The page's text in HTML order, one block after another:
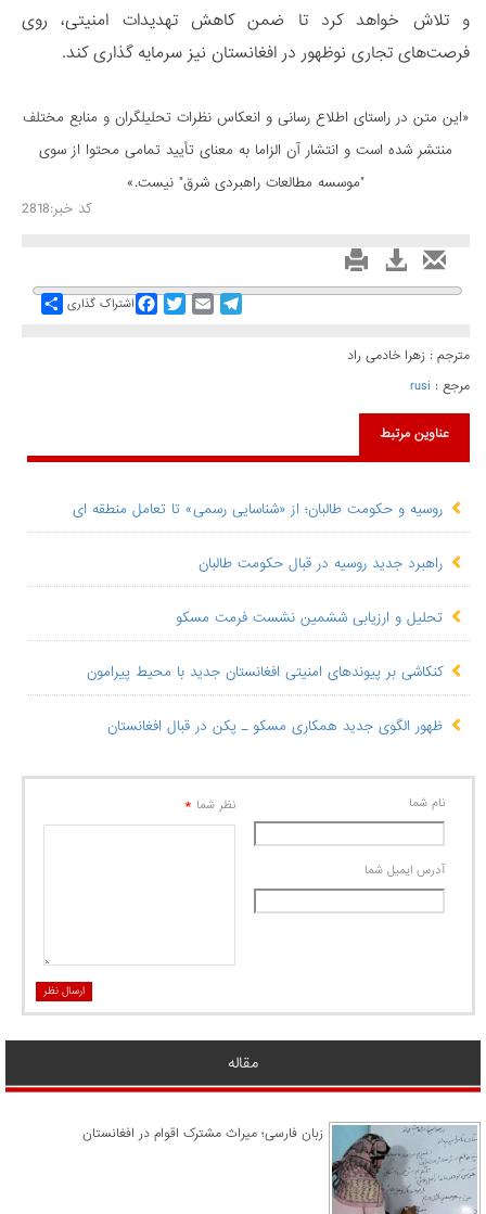
و تلاش خواهد کرد تا ضمن کاهش تهدیدات امنیتی، روی
فرصت‌های تجاری نوظهور در افغانستان نیز سرمایه گذاری کند.
«این متن در راستای اطلاع رسانی و انعكاس نظرات تحليلگران و منابع مختلف
منتشر شده است و انتشار آن الزاما به معنای تأیید تمامی محتوا از سوی
"موسسه مطالعات راهبردی شرق" نیست.»
کد خبر:2818
Share اشتراک گذاری
FacebookTwitterEmail
Telegram
مترجم : زهرا خادمی راد
مرجع : rusi
عناوین مرتبط
روسیه و حکومت طالبان؛ از «شناسایی رسمی» تا تعامل منطقه ای
راهبرد جدید روسیه در قبال حکومت طالبان
تحلیل و ارزیابی ششمین نشست فرمت مسکو
کنکاشی بر پیوندهای امنیتی افغانستان جدید با محیط پیرامون
ظهور الگوی جدید همکاری مسکو ـ پکن در قبال افغانستان
نام شما
آدرس ايميل شما
نظر شما *
ارسال نظر
مقاله
زبان فارسی؛ میراث مشترک اقوام در افغانستان